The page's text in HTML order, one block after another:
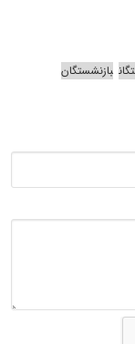
بازنشستگان